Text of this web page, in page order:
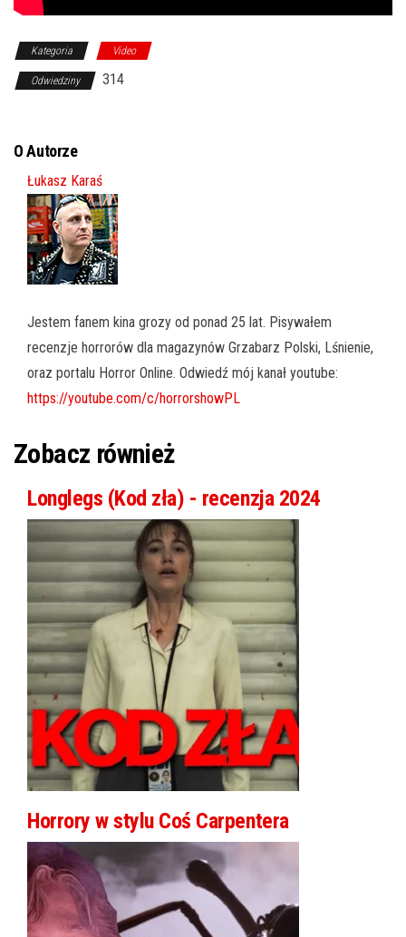
Kategoria Video
Odwiedziny 314
O Autorze
Łukasz Karaś
Jestem fanem kina grozy od ponad 25 lat. Pisywałem
recenzje horrorów dla magazynów Grzabarz Polski, Lśnienie,
oraz portalu Horror Online. Odwiedź mój kanał youtube:
https://youtube.com/c/horrorshowPL
Zobacz również
Longlegs (Kod zła) - recenzja 2024
Horrory w stylu Coś Carpentera